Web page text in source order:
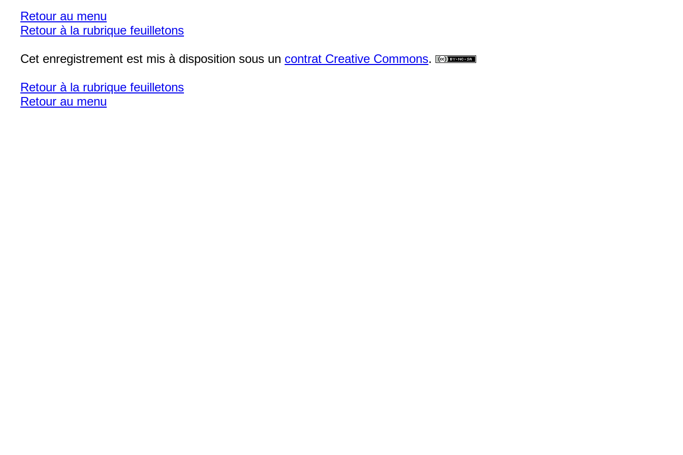
Retour au menu
Retour à la rubrique feuilletons
Cet enregistrement est mis à disposition sous un contrat Creative Commons.
Retour à la rubrique feuilletons
Retour au menu